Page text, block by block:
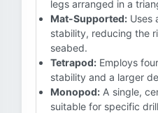
legs arranged in a
Mat-Supported: Uses
stability, reducing the
seabed.
Tetrapod: Employs
stability and a larger
Monopod: A single,
suitable for specific